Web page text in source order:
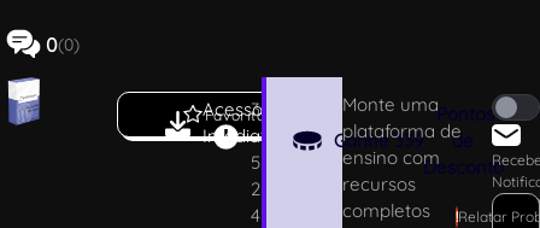
0(0)
Favoritar
Acesso
Imediato
3
.
5
2
4
Ganhe339
Pontos
de
Desconto
Monte uma
plataforma de
ensino com
recursos
completos
!Relatar